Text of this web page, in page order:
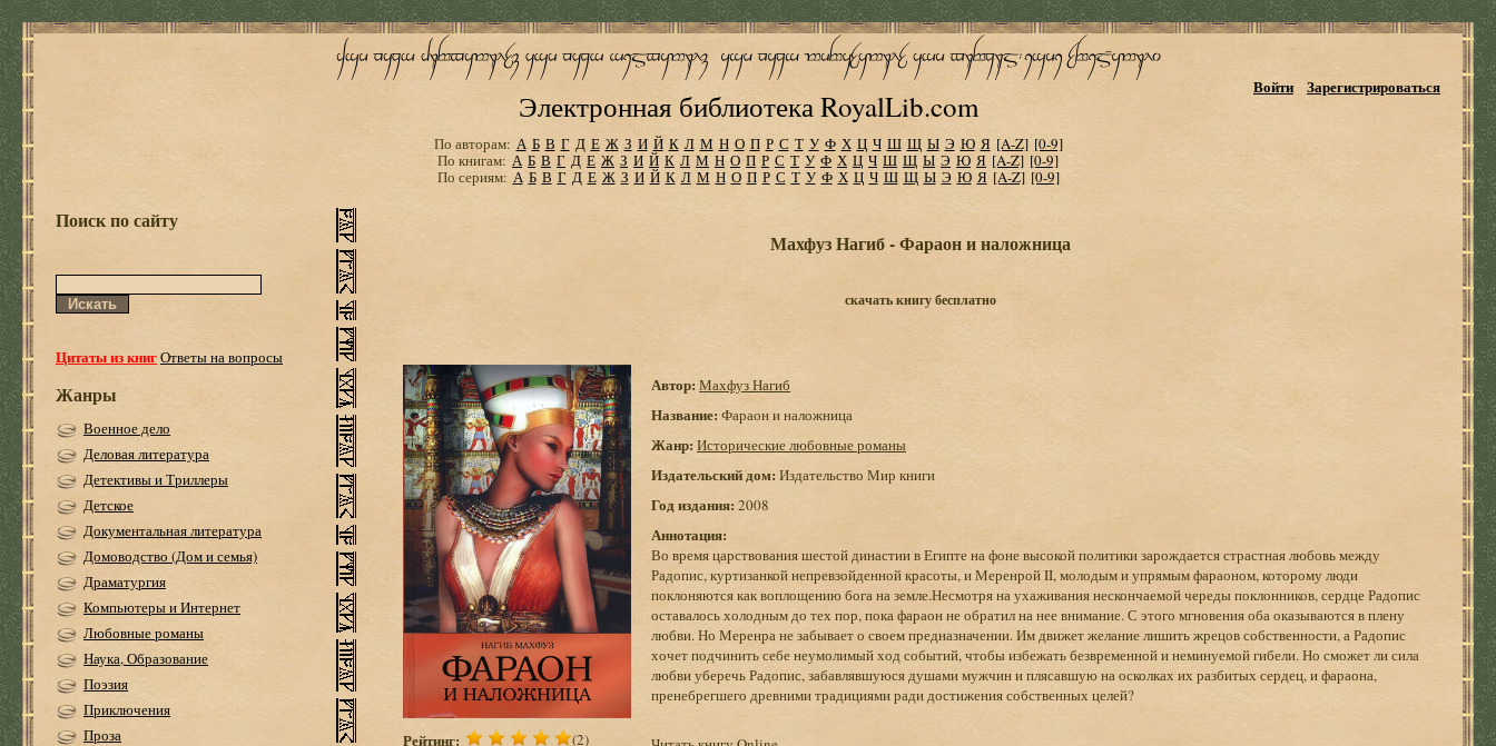
Электронная библиотека RoyalLib.com
Войти Зарегистрироваться
По авторам: А Б В Г Д Е Ж З И Й К Л М Н О П Р С Т У Ф Х Ц Ч Ш Щ Ы Э Ю Я [A-Z] [0-9]
По книгам: А Б В Г Д Е Ж З И Й К Л М Н О П Р С Т У Ф Х Ц Ч Ш Щ Ы Э Ю Я [A-Z] [0-9]
По сериям: А Б В Г Д Е Ж З И Й К Л М Н О П Р С Т У Ф Х Ц Ч Ш Щ Ы Э Ю Я [A-Z] [0-9]
Поиск по сайту
Цитаты из книгОтветы на вопросы
Жанры
Военное дело
Деловая литература
Детективы и Триллеры
Детское
Документальная литература
Домоводство (Дом и семья)
Драматургия
Компьютеры и Интернет
Любовные романы
Наука, Образование
Поэзия
Приключения
Проза
Махфуз Нагиб - Фараон и наложница
скачать книгу бесплатно
Рейтинг: (2)
Автор: Махфуз Нагиб
Название: Фараон и наложница
Жанр: Исторические любовные романы
Издательский дом: Издательство Мир книги
Год издания: 2008
Аннотация:
Во время царствования шестой династии в Египте на фоне высокой политики зарождается страстная любовь между
Радопис, куртизанкой непревзойденной красоты, и Меренрой II, молодым и упрямым фараоном, которому люди
поклоняются как воплощению бога на земле.Несмотря на ухаживания нескончаемой череды поклонников, сердце Радопис
оставалось холодным до тех пор, пока фараон не обратил на нее внимание. С этого мгновения оба оказываются в плену
любви. Но Меренра не забывает о своем предназначении. Им движет желание лишить жрецов собственности, а Радопис
хочет подчинить себе неумолимый ход событий, чтобы избежать безвременной и неминуемой гибели. Но сможет ли сила
любви уберечь Радопис, забавлявшуюся душами мужчин и плясавшую на осколках их разбитых сердец, и фараона,
пренебрегшего древними традициями ради достижения собственных целей?